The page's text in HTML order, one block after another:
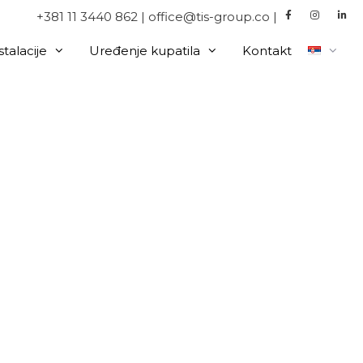
+381 11 3440 862 | office@tis-group.co |
Uređenje kupatila Kontakt